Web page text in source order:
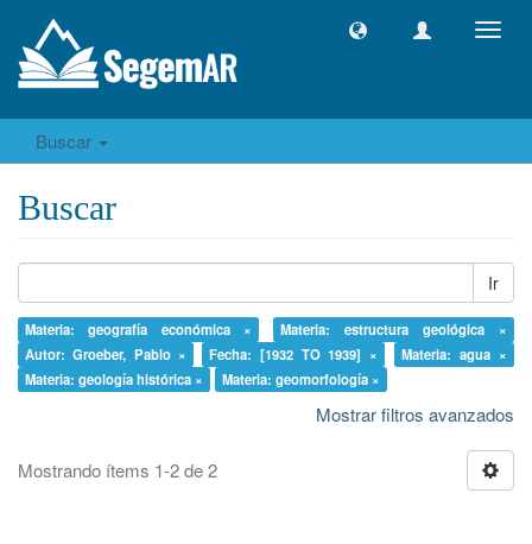
Buscar
Buscar
Ir
Materia: geografía económica ×
Materia: estructura geológica ×
Autor: Groeber, Pablo ×
Fecha: [1932 TO 1939] ×
Materia: agua ×
Materia: geología histórica ×
Materia: geomorfología ×
Mostrar filtros avanzados
Mostrando ítems 1-2 de 2